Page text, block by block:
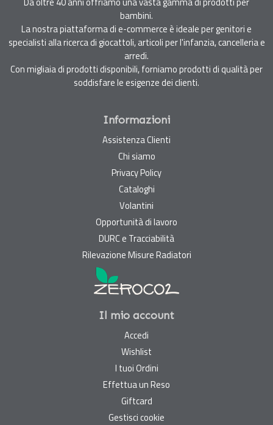
bambini.
La nostra piattaforma di e-commerce è ideale per genitori e
specialisti alla ricerca di giocattoli, articoli per l'infanzia, cancelleria e
arredi.
Con migliaia di prodotti disponibili, forniamo prodotti di qualità per
soddisfare le esigenze dei clienti.
Informazioni
Assistenza Clienti
Chi siamo
Privacy Policy
Cataloghi
Volantini
Opportunità di lavoro
DURC e Tracciabilità
Rilevazione Misure Radiatori
Il mio account
Accedi
Wishlist
I tuoi Ordini
Effettua un Reso
Giftcard
Gestisci cookie